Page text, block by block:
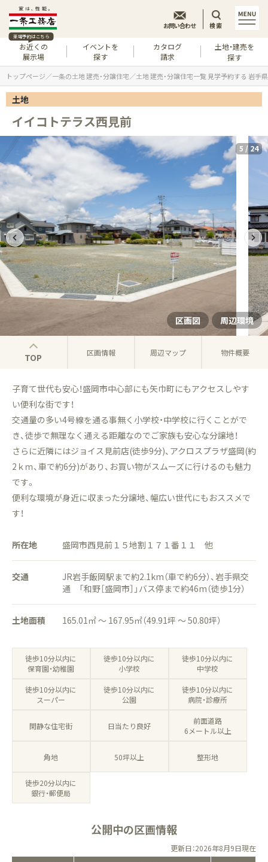
来場予約はこちら
お近くの
展示場
イベントを
探す
カタログ
請求
土地・建売を
探す
お問い合わせ 検索
トップページ 一条の土地 建売・分譲住宅 土地 建売・分譲住宅一覧 見学予約する 岩手県
土地
イイコトテラス西見前
TOP 区画情報 周辺マップ 物件概要
区画図 周辺環境
5 / 24
子育て世代も安心！盛岡市中心部にも矢巾町にもアクセスしやす
い便利な街です！
交通量の多い4号線を通る事無く小学校・中学校に行くことがで
き、徒歩で無理なく通える距離なのでご家族も安心な分譲地！
さらに近隣にはジョイス見前店(徒歩9分)、アクロスプラザ盛岡(約
2ｋｍ、車で約6分)があり、お買い物がスムーズに行けるのも魅力
です。
便利な環境が身近に収まった分譲地、幅広い世代にもおススメで
す！
所在地 盛岡市西見前１５地割１７１番１１ 他
交通
JR岩手飯岡駅まで約2.1km（車で約6分）、岩手県交
通 「和野［盛岡市］」バス停まで約46m（徒歩1分）
土地面積 165.01㎡ ～ 167.95㎡（49.91坪 ～ 50.80坪）
徒歩10分以内に
保育園・幼稚園
徒歩10分以内に
小学校
徒歩10分以内に
中学校
徒歩10分以内に
スーパー
徒歩10分以内に
公園
徒歩10分以内に
病院・診療所
閑静な住宅街 日当たり良好
前面道路
6メートル以上
角地 50坪以上 整形地
徒歩20分以内に
銀行・郵便局
公開中の区画情報
更新日：2026年8月9日現在